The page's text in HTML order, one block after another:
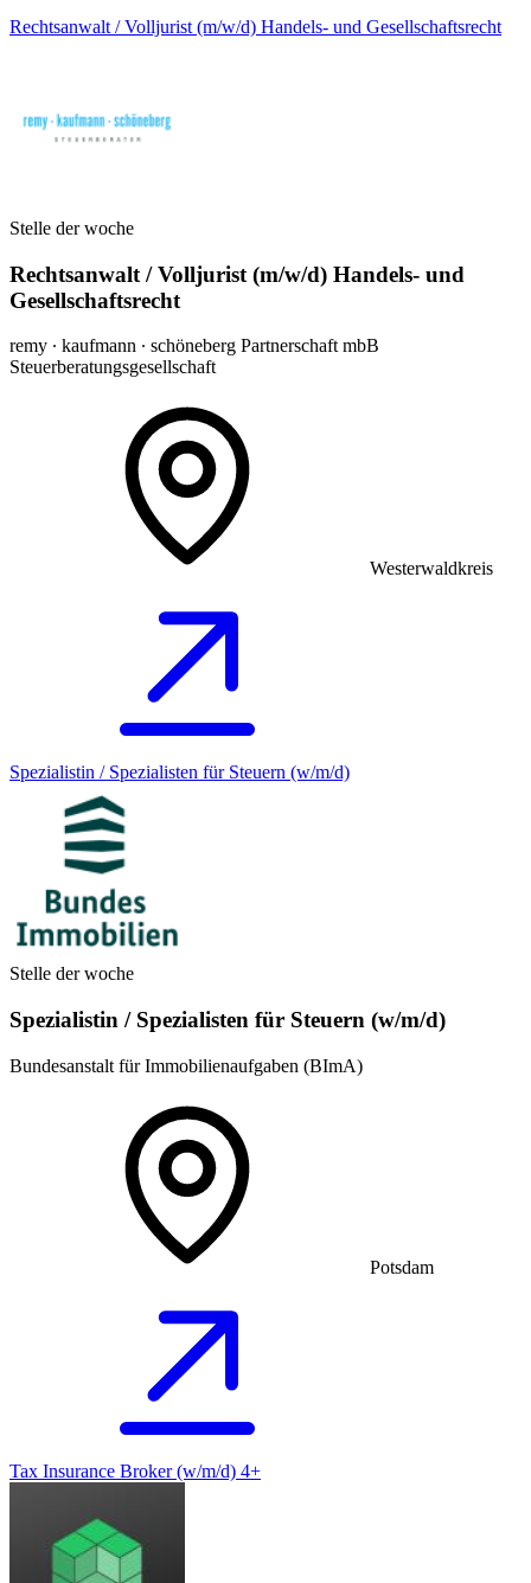
Rechtsanwalt / Volljurist (m/w/d) Handels- und Gesellschaftsrecht
Stelle der woche
Rechtsanwalt / Volljurist (m/w/d) Handels- und
Gesellschaftsrecht
remy ∙ kaufmann ∙ schöneberg Partnerschaft mbB
Steuerberatungsgesellschaft
Westerwaldkreis
Spezialistin / Spezialisten für Steuern (w/m/d)
Stelle der woche
Spezialistin / Spezialisten für Steuern (w/m/d)
Bundesanstalt für Immobilienaufgaben (BImA)
Potsdam
Tax Insurance Broker (w/m/d) 4+